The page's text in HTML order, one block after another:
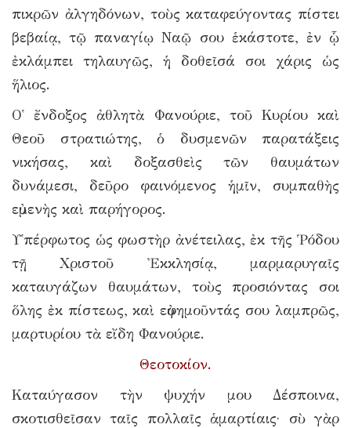
πικρῶν ἀλγηδόνων, τοὺς καταφεύγοντας πίστει
βεβαίᾳ, τῷ παναγίῳ Ναῷ σου ἑκάστοτε, ἐν ᾧ
ἐκλάμπει τηλαυγῶς, ἡ δοθεῖσά σοι χάρις ὡς
ἥλιος.
Ο῾ ἔνδοξος ἀθλητὰ Φανούριε, τοῦ Κυρίου καὶ
Θεοῦ στρατιώτης, ὁ δυσμενῶν παρατάξεις
νικήσας, καὶ δοξασθεὶς τῶν θαυμάτων
δυνάμεσι, δεῦρο φαινόμενος ἡμῖν, συμπαθὴς
εὐμενὴς καὶ παρήγορος.
Υ῾πέρφωτος ὡς φωστὴρ ἀνέτειλας, ἐκ τῆς Ῥόδου
τῇ Χριστοῦ Ἐκκλησίᾳ, μαρμαρυγαῖς
καταυγάζων θαυμάτων, τοὺς προσιόντας σοι
ὅλης ἐκ πίστεως, καὶ εὐφημοῦντάς σου λαμπρῶς,
μαρτυρίου τὰ εἴδη Φανούριε.
Θεοτοκίον.
Καταύγασον τὴν ψυχήν μου Δέσποινα,
σκοτισθεῖσαν ταῖς πολλαῖς ἁμαρτίαις· σὺ γὰρ